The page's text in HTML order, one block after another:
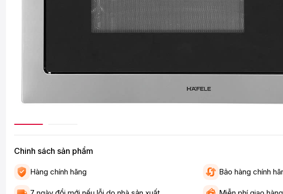
Chinh sách sản phẩm
Hàng chính hãng Bảo hàng chính